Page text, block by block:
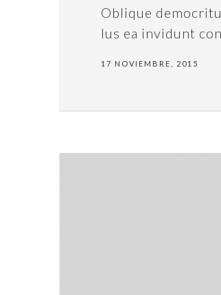
Oblique
Ius ea invidunt
17 NOVIEMBRE, 2015